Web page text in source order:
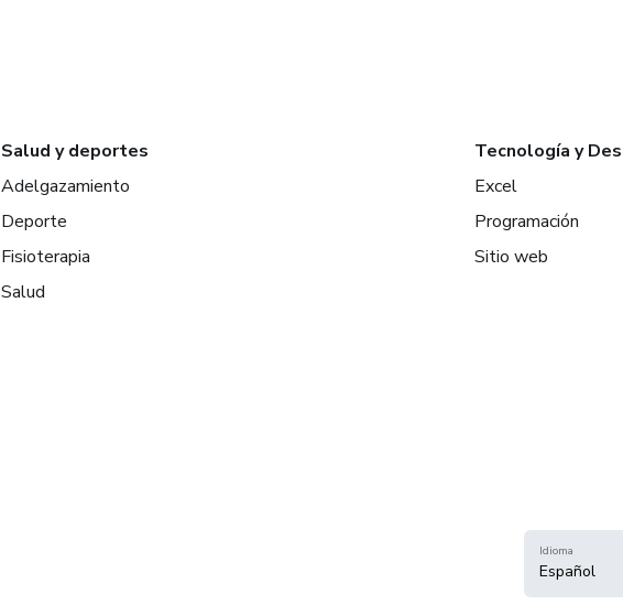
Salud y deportes
Adelgazamiento
Deporte
Fisioterapia
Salud
Tecnología y
Excel
Programación
Sitio web
Idioma
Español